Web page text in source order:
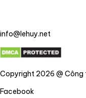
info@lehuy.net
Copyright 2026 @ Công
Facebook